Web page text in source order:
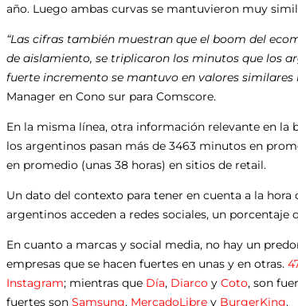
año. Luego ambas curvas se mantuvieron muy
“Las cifras también muestran que el boom del
de aislamiento, se triplicaron los minutos que los
fuerte incremento se mantuvo en valores similares
Manager en Cono sur para Comscore.
En la misma línea, otra información relevante en la
los argentinos pasan más de 3463 minutos en
en promedio (unas 38 horas) en sitios de retail.
Un dato del contexto para tener en cuenta a la
argentinos acceden a redes sociales, un porcentaje
En cuanto a marcas y social media, no hay un
empresas que se hacen fuertes en unas y en otras.
Instagram; mientras que Día, Diarco y Coto, son
fuertes son Samsung, MercadoLibre y BurgerKing.